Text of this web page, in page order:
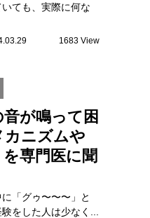
いても、実際に何な
1683 View
が鳴って困
カニズムや
を専門医に聞
「グゥ〜〜〜」と
をした人は少なく...